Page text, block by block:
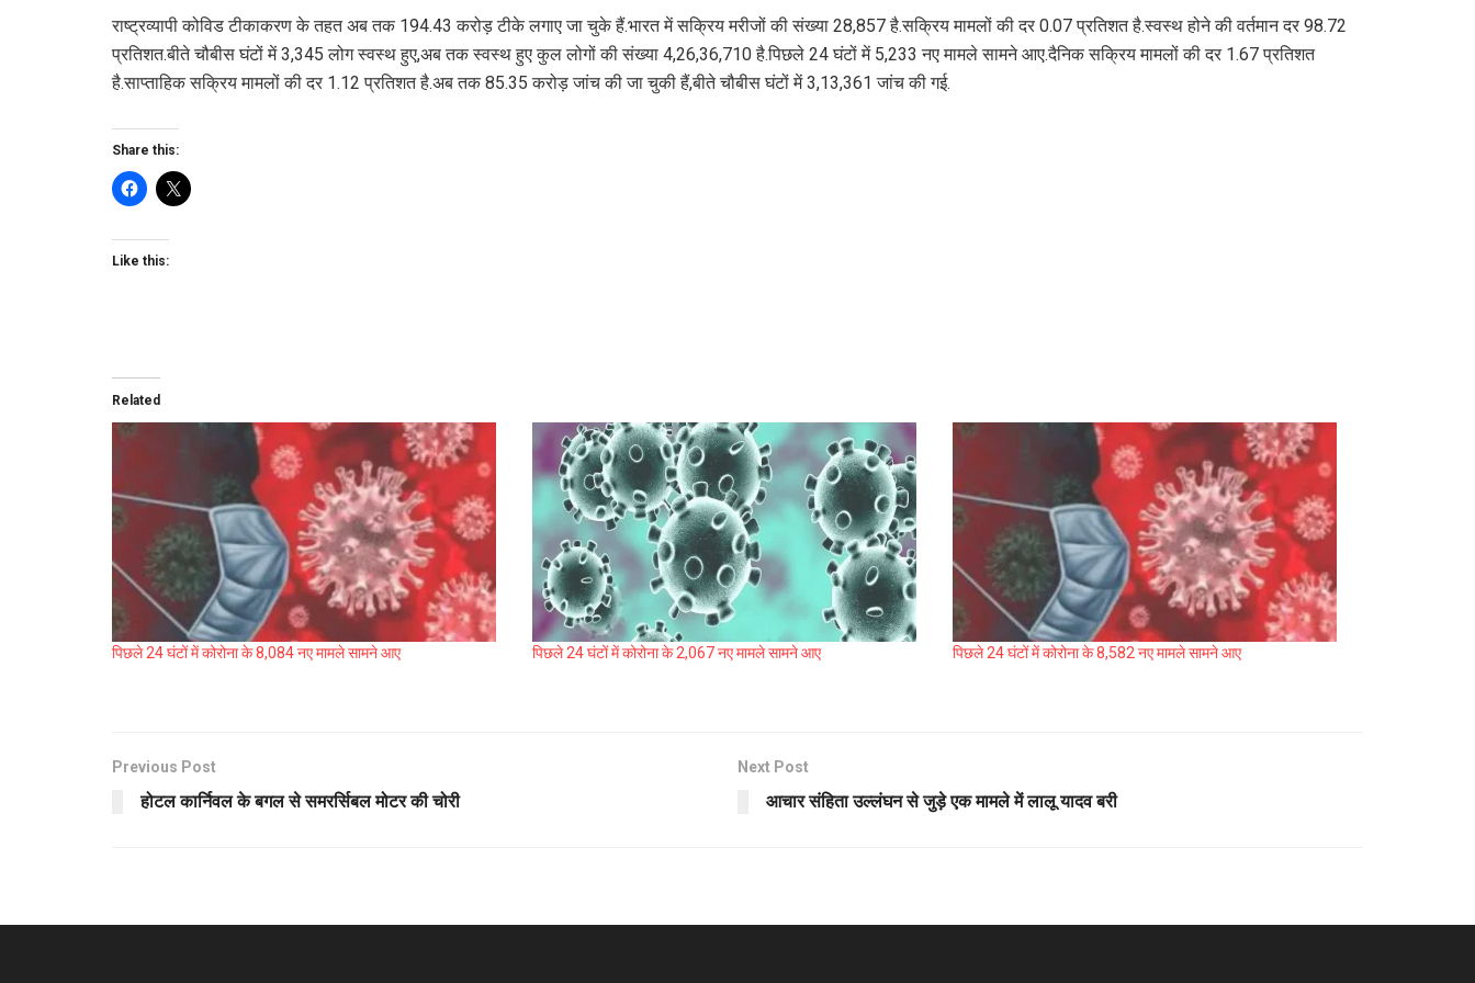
राष्ट्रव्यापी कोविड टीकाकरण के तहत अब तक 194.43 करोड़ टीके लगाए जा चुके हैं.भारत में सक्रिय मरीजों की संख्या 28,857 है.सक्रिय मामलों की दर 0.07 प्रतिशत है.स्वस्थ होने की वर्तमान दर 98.72
प्रतिशत.बीते चौबीस घंटों में 3,345 लोग स्वस्थ हुए,अब तक स्वस्थ हुए कुल लोगों की संख्या 4,26,36,710 है.पिछले 24 घंटों में 5,233 नए मामले सामने आए.दैनिक सक्रिय मामलों की दर 1.67 प्रतिशत
है.साप्ताहिक सक्रिय मामलों की दर 1.12 प्रतिशत है.अब तक 85.35 करोड़ जांच की जा चुकी हैं,बीते चौबीस घंटों में 3,13,361 जांच की गई.
Share this:
Like this:
Related
पिछले 24 घंटों में कोरोना के 8,084 नए मामले सामने आए पिछले 24 घंटों में कोरोना के 2,067 नए मामले सामने आए पिछले 24 घंटों में कोरोना के 8,582 नए मामले सामने आए
Previous Post
होटल कार्निवल के बगल से समरर्सिबल मोटर की चोरी
Next Post
आचार संहिता उल्लंघन से जुड़े एक मामले में लालू यादव बरी